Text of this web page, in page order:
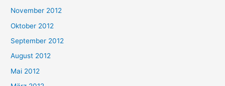
November 2012
Oktober 2012
September 2012
August 2012
Mai 2012